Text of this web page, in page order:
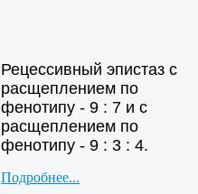
Рецессивный эпистаз с
расщеплением по
фенотипу - 9 : 7 и с
расщеплением по
фенотипу - 9 : 3 : 4.
Подробнее...